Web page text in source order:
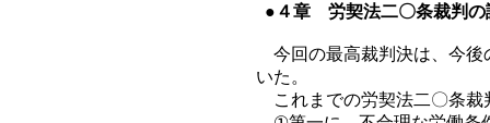
●４章 労契法二〇条裁判の
今回の最高裁判決は、今後
いた。
これまでの労契法二〇条裁